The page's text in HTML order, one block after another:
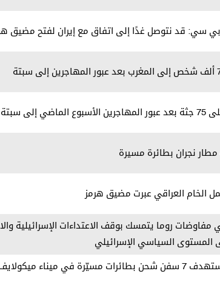
بي سي: قد نتوصل غدًا إلى اتفاق مع إيران لفتح مضيق
سبتة
نجران بطائرة مسيرة
الخام العراقي عبرت مضيق هرمز
مفاوضات روما يتمسك بوقف الاعتداءات الإسرائيلية
المستوى السياسي الإسرائيلي
إعلام روسي: القوات الروسية تستهدف 7 سفن شحن بطائرات مسيّرة في ميناء